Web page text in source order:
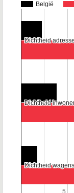
België
5
5
Dichtheid
Dichtheid
Dichtheid
Dichtheid
Dichtheid wagens
Dichtheid wagens